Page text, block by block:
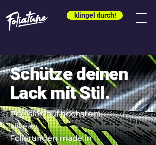
klingel durch!
Schütze deinen
Lack mit Stil.
Präzision auf höchstem
Niveau.
Folierungen made in